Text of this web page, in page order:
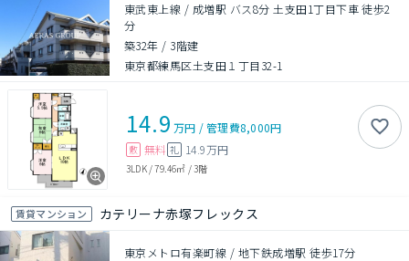
東武東上線 / 成増駅 バス8分 土支田1丁目下車 徒歩2
分
築32年 / 3階建
東京都練馬区土支田１丁目32-1
14.9 万円 /管理費8,000円
敷 無料 礼 14.9万円
3LDK/79.46㎡ /3階
賃貸マンション カテリーナ赤塚フレックス
東京メトロ有楽町線 / 地下鉄成増駅 徒歩17分